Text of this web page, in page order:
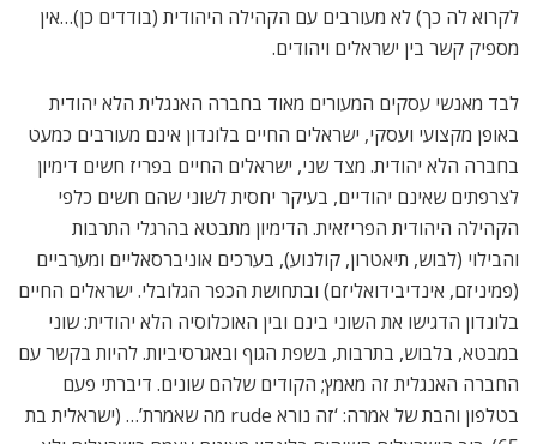
לקרוא לה כך) לא מעורבים עם הקהילה היהודית (בודדים כן)…אין
מספיק קשר בין ישראלים ויהודים.
לבד מאנשי עסקים המעורים מאוד בחברה האנגלית הלא יהודית
באופן מקצועי ועסקי, ישראלים החיים בלונדון אינם מעורבים כמעט
בחברה הלא יהודית. מצד שני, ישראלים החיים בפריז חשים דימיון
לצרפתים שאינם יהודיים, בעיקר יחסית לשוני שהם חשים כלפי
הקהילה היהודית הפריזאית. הדימיון מתבטא בהרגלי התרבות
והבילוי (לבוש, תיאטרון, קולנוע), בערכים אוניברסאליים ומערביים
(פמיניזם, אינדיבידואליזם) ובתחושת הכפר הגלובלי. ישראלים החיים
בלונדון הדגישו את השוני בינם ובין האוכלוסיה הלא יהודית: שוני
במבטא, בלבוש, בתרבות, בשפת הגוף ובאגרסיביות. להיות בקשר עם
החברה האנגלית זה מאמץ; הקודים שלהם שונים. דיברתי פעם
בטלפון והבת של אמרה: ‘זה נורא rude מה שאמרת’… (ישראלית בת